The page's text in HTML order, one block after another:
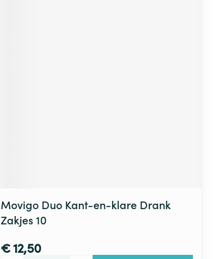
Movigo Duo Kant-en-klare Drank
Zakjes 10
€ 12,50